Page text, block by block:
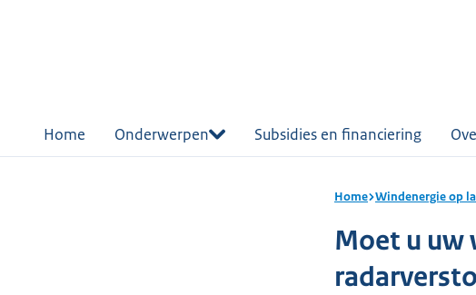
Home Onderwerpen Subsidies en financiering
Home Windenergie op
Moet u